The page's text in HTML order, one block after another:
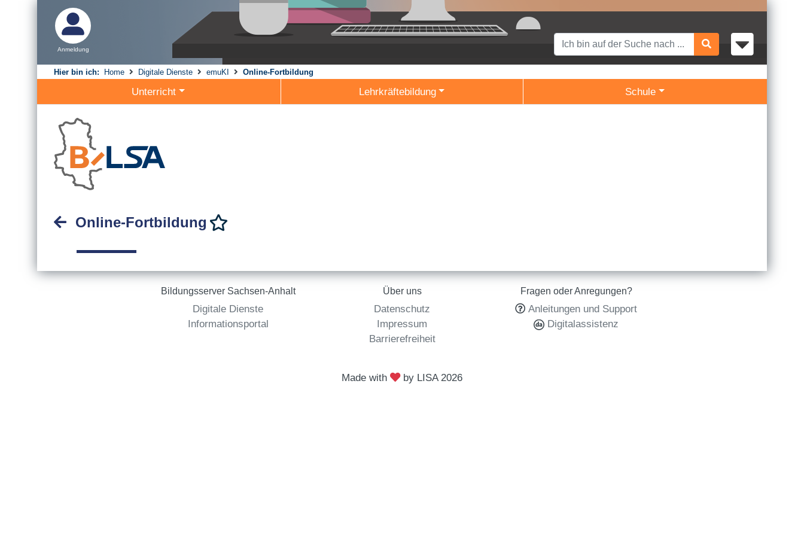
Anmeldung
Hier bin ich: Home Digitale Dienste emuKI Online-Fortbildung
Unterricht Lehrkräftebildung Schule
Online-Fortbildung
Bildungsserver Sachsen-Anhalt
Digitale Dienste
Informationsportal
Über uns
Datenschutz
Impressum
Barrierefreiheit
Fragen oder Anregungen?
Anleitungen und Support
Digitalassistenz
Made with by LISA2026